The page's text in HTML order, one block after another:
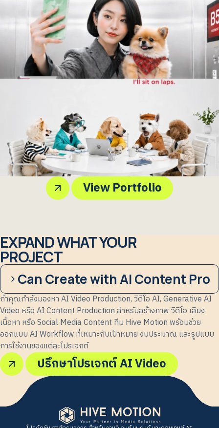
The Empire - B5 Signal AI Ads
Support Officer
View Portfolio
EXPAND WHAT YOUR
PROJECT
Can Create with AI Content
ถ้าคุณกำลังมองหา AI Video Production, วิดีโอ AI, Generative AI
Video หรือ AI Content Production สำหรับสร้างภาพ วิดีโอ เสียง
เนื้อหา หรือ Social Media Content ทีม Hive Motion พร้อมช่วย
ออกแบบ AI Workflow ที่เหมาะกับเป้าหมาย งบประมาณ และรูปแบบ
การใช้งานของแต่ละโปรเจกต์
ปรึกษาโปรเจกต์ AI Video